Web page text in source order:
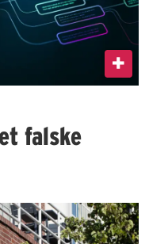
falske